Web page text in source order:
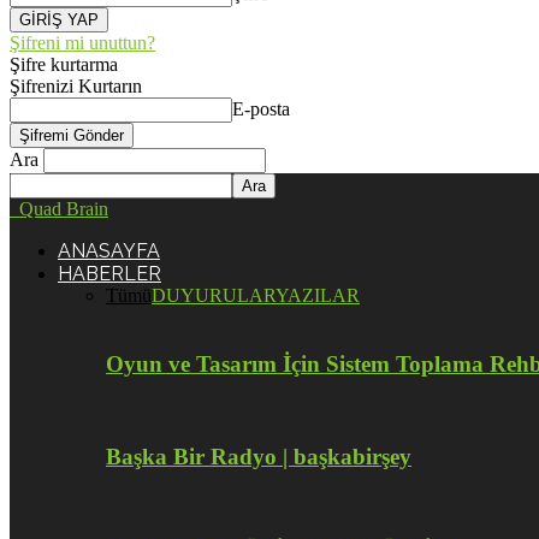
Şifreni mi unuttun?
Şifre kurtarma
Şifrenizi Kurtarın
E-posta
Ara
Quad Brain
ANASAYFA
HABERLER
TümüDUYURULARYAZILAR
Oyun ve Tasarım İçin Sistem Toplama
Başka Bir Radyo | başkabirşey